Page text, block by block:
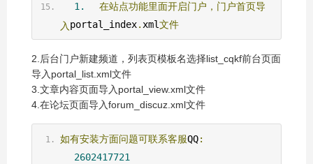
1.
在站点功能里面开启门户，门户首页导
入 portal_index. xml文件
2.后台门户新建频道，列表页模板名选择list_cqkf前台页面
导入portal_list.xml文件
3.文章内容页面导入portal_view.xml文件
4.在论坛页面导入forum_discuz.xml文件
如有安装方面问题可联系客服QQ:
2602417721